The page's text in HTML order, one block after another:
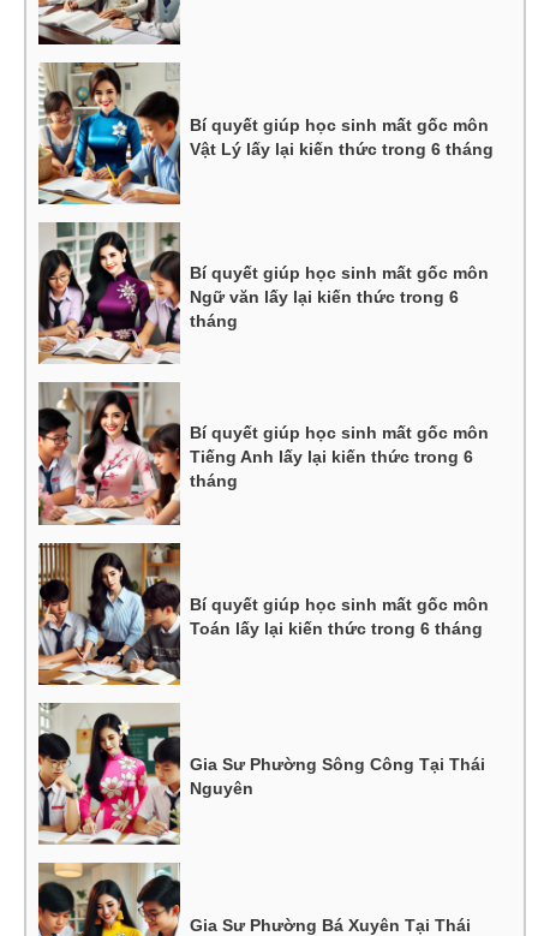
Bí quyết giúp học sinh mất gốc môn
Vật Lý lấy lại kiến thức trong 6 tháng
Bí quyết giúp học sinh mất gốc môn
Ngữ văn lấy lại kiến thức trong 6
tháng
Bí quyết giúp học sinh mất gốc môn
Tiếng Anh lấy lại kiến thức trong 6
tháng
Bí quyết giúp học sinh mất gốc môn
Toán lấy lại kiến thức trong 6 tháng
Gia Sư Phường Sông Công Tại Thái
Nguyên
Gia Sư Phường Bá Xuyên Tại Thái